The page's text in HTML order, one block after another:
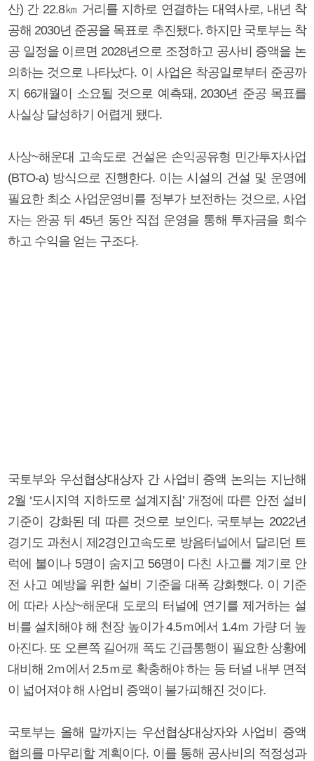
산) 간 22.8㎞ 거리를 지하로 연결하는 대역사로, 내년 착
공해 2030년 준공을 목표로 추진됐다. 하지만 국토부는 착
공 일정을 이르면 2028년으로 조정하고 공사비 증액을 논
의하는 것으로 나타났다. 이 사업은 착공일로부터 준공까
지 66개월이 소요될 것으로 예측돼, 2030년 준공 목표를
사실상 달성하기 어렵게 됐다.
사상~해운대 고속도로 건설은 손익공유형 민간투자사업
(BTO-a) 방식으로 진행한다. 이는 시설의 건설 및 운영에
필요한 최소 사업운영비를 정부가 보전하는 것으로, 사업
자는 완공 뒤 45년 동안 직접 운영을 통해 투자금을 회수
하고 수익을 얻는 구조다.
국토부와 우선협상대상자 간 사업비 증액 논의는 지난해
2월 ‘도시지역 지하도로 설계지침’ 개정에 따른 안전 설비
기준이 강화된 데 따른 것으로 보인다. 국토부는 2022년
경기도 과천시 제2경인고속도로 방음터널에서 달리던 트
럭에 불이나 5명이 숨지고 56명이 다친 사고를 계기로 안
전 사고 예방을 위한 설비 기준을 대폭 강화했다. 이 기준
에 따라 사상~해운대 도로의 터널에 연기를 제거하는 설
비를 설치해야 해 천장 높이가 4.5ｍ에서 1.4ｍ 가량 더 높
아진다. 또 오른쪽 길어깨 폭도 긴급통행이 필요한 상황에
대비해 2ｍ에서 2.5ｍ로 확충해야 하는 등 터널 내부 면적
이 넓어져야 해 사업비 증액이 불가피해진 것이다.
국토부는 올해 말까지는 우선협상대상자와 사업비 증액
협의를 마무리할 계획이다. 이를 통해 공사비의 적정성과